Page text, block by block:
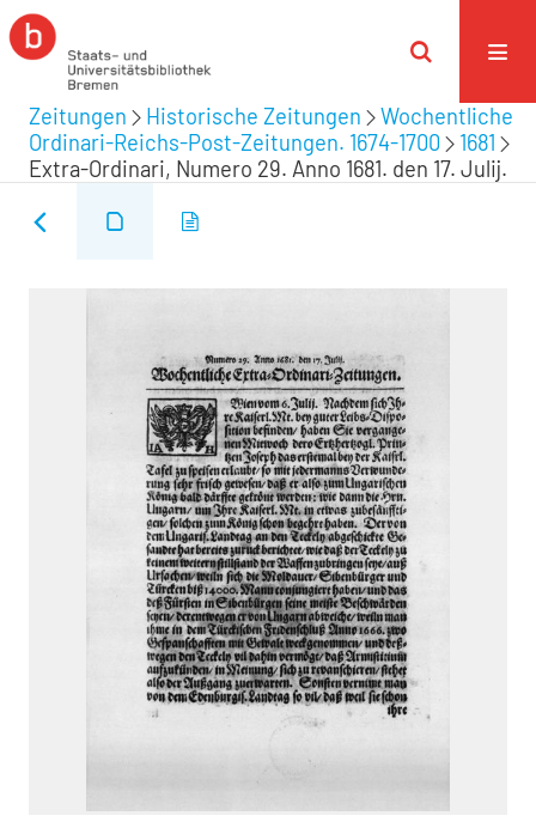
Zeitungen Historische Zeitungen
Wochentliche
Ordinari-Reichs-Post-Zeitungen. 1674-1700
1681
Extra-Ordinari, Numero 29. Anno 1681. den 17. Julij.